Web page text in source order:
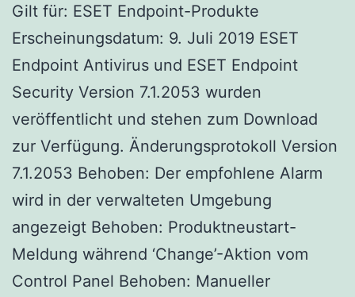
Gilt für: ESET Endpoint-Produkte
Erscheinungsdatum: 9. Juli 2019 ESET
Endpoint Antivirus und ESET Endpoint
Security Version 7.1.2053 wurden
veröffentlicht und stehen zum Download
zur Verfügung. Änderungsprotokoll Version
7.1.2053 Behoben: Der empfohlene Alarm
wird in der verwalteten Umgebung
angezeigt Behoben: Produktneustart-
Meldung während ‘Change’-Aktion vom
Control Panel Behoben: Manueller